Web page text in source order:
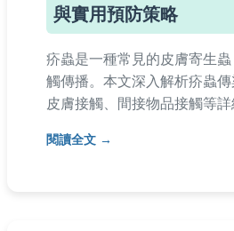
與實用預防策略
疥蟲是一種常見的皮膚寄生
觸傳播。本文深入解析疥蟲
皮膚接觸、間接物品接觸等
工作環境，都能學會如何識別
閱讀全文